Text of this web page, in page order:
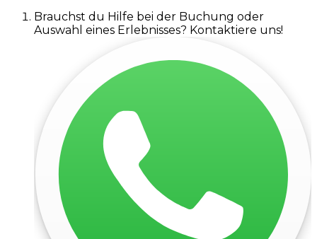
Brauchst du Hilfe bei der Buchung oder
Auswahl eines Erlebnisses? Kontaktiere uns!